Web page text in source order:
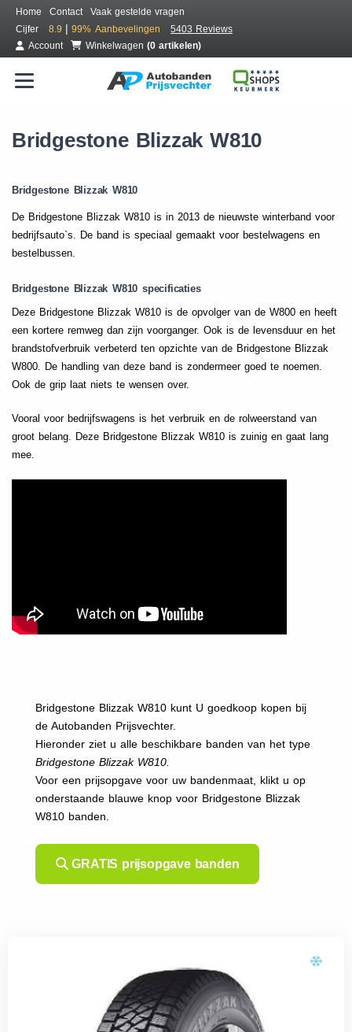
Home Contact
Vaak gestelde vragen
Cijfer
8.9 | 99% Aanbevelingen
5403 Reviews
Account
Winkelwagen (0 artikelen)
Bridgestone Blizzak W810
Bridgestone Blizzak W810
De Bridgestone Blizzak W810 is in 2013 de nieuwste winterband voor
bedrijfsauto`s. De band is speciaal gemaakt voor bestelwagens en
bestelbussen.
Bridgestone Blizzak W810 specificaties
Deze Bridgestone Blizzak W810 is de opvolger van de W800 en heeft
een kortere remweg dan zijn voorganger. Ook is de levensduur en het
brandstofverbruik verbeterd ten opzichte van de Bridgestone Blizzak
W800. De handling van deze band is zondermeer goed te noemen.
Ook de grip laat niets te wensen over.
Vooral voor bedrijfswagens is het verbruik en de rolweerstand van
groot belang. Deze Bridgestone Blizzak W810 is zuinig en gaat lang
mee.
Bridgestone Blizzak W810 kunt U goedkoop kopen bij
de Autobanden Prijsvechter.
Hieronder ziet u alle beschikbare banden van het type
Bridgestone Blizzak W810.
Voor een prijsopgave voor uw bandenmaat, klikt u op
onderstaande blauwe knop voor Bridgestone Blizzak
W810 banden.
GRATIS prijsopgave banden